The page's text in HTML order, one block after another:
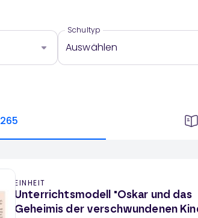
Schultyp
Auswählen
265
EINHEIT
Unterrichtsmodell "Oskar und das
Geheimis der verschwundenen